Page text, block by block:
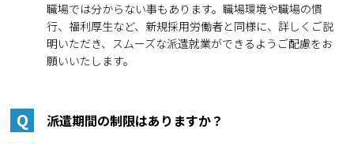
職場では分からない事もあります。職場環境や職場の慣
行、福利厚生など、新規採用労働者と同様に、詳しくご説
明いただき、スムーズな派遣就業ができるようご配慮をお
願いいたします。
Q 派遣期間の制限はありますか？